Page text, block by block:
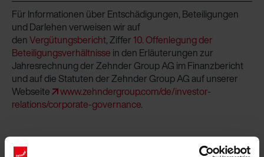
Für Informationen über Entschädigungen, Beteiligungen
und Darlehen verweisen wir auf
denVergütungsbericht, Ziffer 10. Offenlegung der
Beteiligungsverhältnisse in den Erläuterungen zur
Jahresrechnung der Zehnder Group AG im Finanzbericht
und auf die Statuten der Zehnder Group AG auf unserer
Webseite
www.zehndergroup.com/de/investor-
relations/corporate-governance.